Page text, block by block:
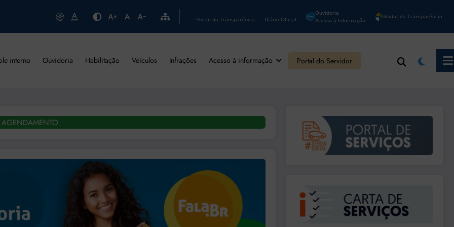
Portal da Transparência Diário Oficial
Ouvidoria
Acesso à Informação
Radar da Transparência
interno Ouvidoria Habilitação Veículos Infrações Acesso à informação Portal do Servidor
AGENDAMENTO